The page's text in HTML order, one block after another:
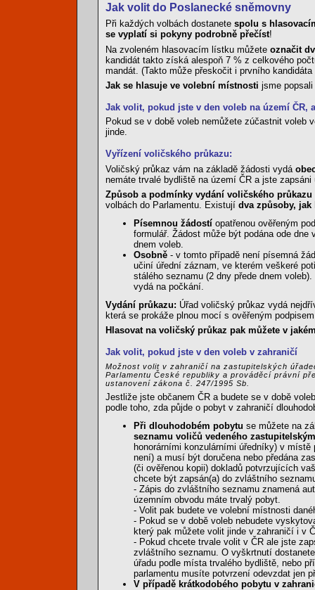
Jak volit do Poslanecké sněmovny
Při každých volbách dostanete spolu s
se vyplatí si pokyny podrobně přečíst!
Na zvoleném hlasovacím lístku můžete označit
kandidát takto získá alespoň 7 % z celkového
mandát. (Takto může přeskočit i prvního
Jak se hlasuje ve volební místnosti jsme popsali
Jak volit, pokud jste v den voleb na území ČR,
Pokud se v době voleb nemůžete zúčastnit
jinde.
Vyřízení voličského průkazu:
Voličský průkaz vám na základě žádosti vydá
nemáte trvalé bydliště na území ČR a jste
Způsob a podmínky vydání voličského
volbách do Parlamentu. Existují dva způsoby,
Písemnou žádostí opatřenou ověřeným
formulář. Žádost může být podána ode
dnem voleb.
Osobně - v tomto případě není písemná
učiní úřední záznam, ve kterém veškeré
stálého seznamu (2 dny přede dnem
vydá na počkání.
Vydání průkazu: Úřad voličský průkaz vydá
která se prokáže plnou mocí s ověřeným
Hlasovat na voličský průkaz pak můžete v
Jak volit, pokud jste v den voleb v zahraničí
Možnost volit v zahraničí na zastupitelských
Parlamentu České republiky a prováděcí právní
ustanovení zákona č. 247/1995 Sb.
Jestliže jste občanem ČR a budete se v době
podle toho, zda půjde o pobyt v zahraničí
Při dlouhodobém pobytu se můžete na
seznamu voličů vedeného
honorárními konzulárními úředníky) v
není) a musí být doručena nebo předána
(či ověřenou kopii) dokladů potvrzujících
chcete být zapsán(a) do zvláštního
- Zápis do zvláštního seznamu znamená
územním obvodu máte trvalý pobyt.
- Volit pak budete ve volební místnosti
- Pokud se v době voleb nebudete
který pak můžete volit jinde v zahraničí i v
- Pokud chcete trvale volit v ČR ale jste
zvláštního seznamu. O vyškrtnutí
úřadu podle místa trvalého bydliště, nebo
parlamentu musíte potvrzení odevzdat jen
V případě krátkodobého pobytu v